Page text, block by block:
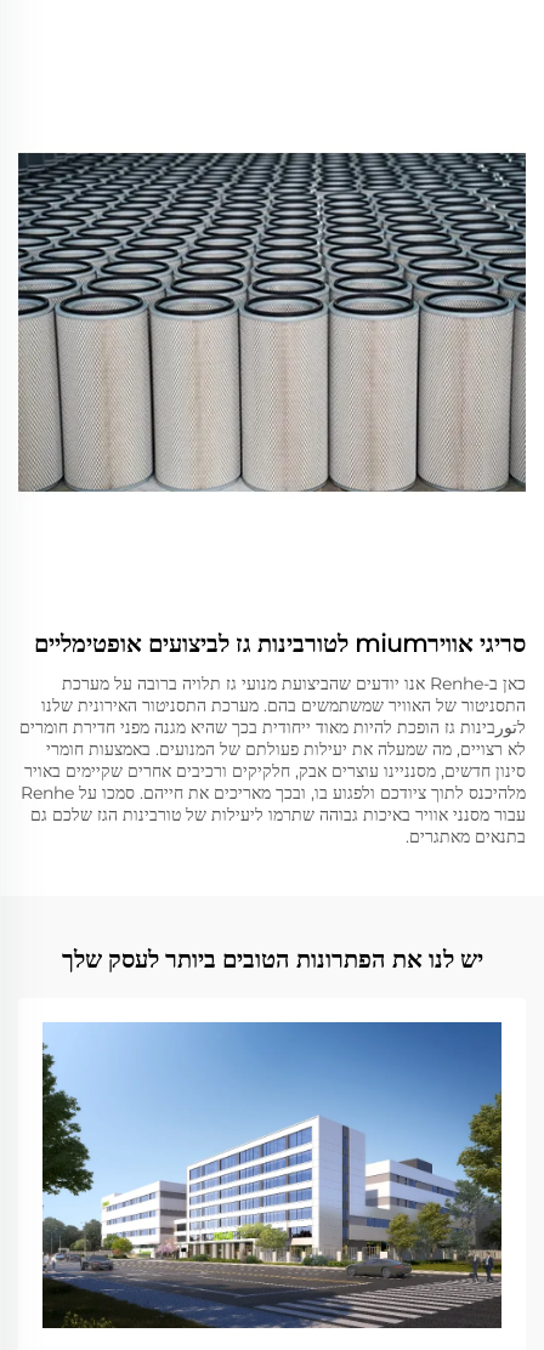
סריגי אווירmium לטורבינות גז לביצועים אופטימליים
כאן ב-Renhe אנו יודעים שהביצועת מנועי גז תלויה ברובה על מערכת
התסניטור של האוויר שמשתמשים בהם. מערכת התסניטור האירונית שלנו
לتورבינות גז הופכת להיות מאוד ייחודית בכך שהיא מגנה מפני חדירת חומרים
לא רצויים, מה שמעלה את יעילות פעולתם של המנועים. באמצעות חומרי
סינון חדשים, מסנניינו עוצרים אבק, חלקיקים ורכיבים אחרים שקיימים באויר
מלהיכנס לתוך ציודכם ולפגוע בו, ובכך מאריכים את חייהם. סמכו על Renhe
עבור מסנני אוויר באיכות גבוהה שתרמו ליעילות של טורבינות הגז שלכם גם
בתנאים מאתגרים.
יש לנו את הפתרונות הטובים ביותר לעסק שלך